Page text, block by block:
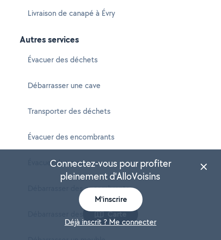
Livraison de canapé à Évry
Autres services
Évacuer des déchets
Débarrasser une cave
Transporter des déchets
Évacuer des encombrants
Évacuer des gravats
Débarrasser des encombrants
Débarrasser des objetsCarte
Connectez-vous pour profiter
pleinement d'AlloVoisins
M'inscrire
Déjà inscrit ? Me connecter